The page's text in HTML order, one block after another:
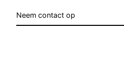
Neem contact op